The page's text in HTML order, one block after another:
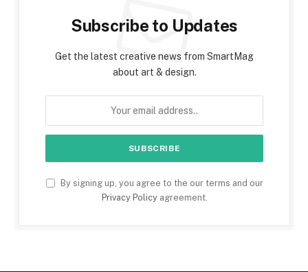
Subscribe to Updates
Get the latest creative news from SmartMag
about art & design.
By signing up, you agree to the our terms and our
Privacy Policyagreement.